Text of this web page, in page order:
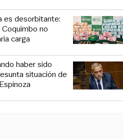
es desorbitante:
no
carga
haber sido
situación de